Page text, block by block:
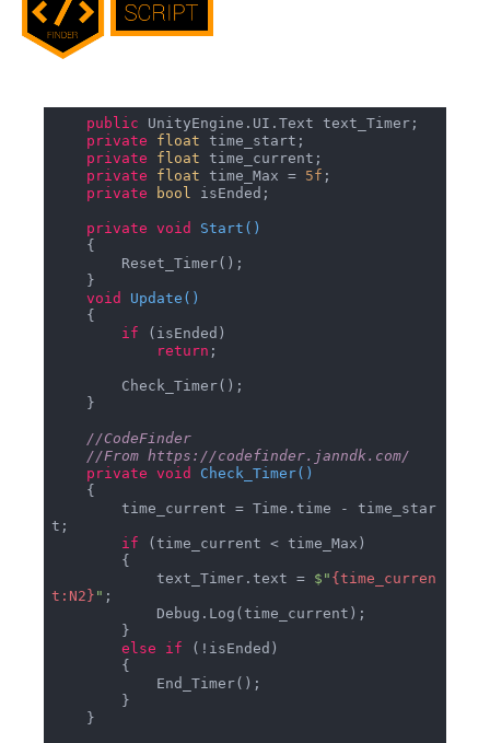
public UnityEngine.UI.Text text_Timer;
private
float time_start;
private
float time_current;
private
float time_Max = 5f ;
private
bool isEnded;
private void Start ( )
void
Update ( )
if (isEnded)
return ;
//CodeFinder
//From https://codefinder.janndk.com/
private void Check_Timer( )
t;
if (time_current < time_Max)
            text_Timer.text =
$" {time_curren
t:N2} " ;
else
if (!isEnded)